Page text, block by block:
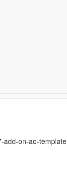
add-on-ao-template